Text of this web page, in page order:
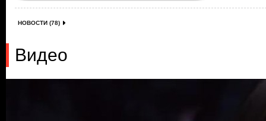
НОВОСТИ (78)
Видео